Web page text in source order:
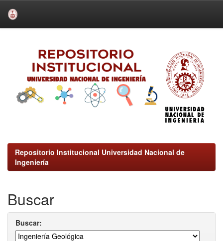
Repositorio Institucional Universidad Nacional de
Ingeniería
Buscar
Buscar: